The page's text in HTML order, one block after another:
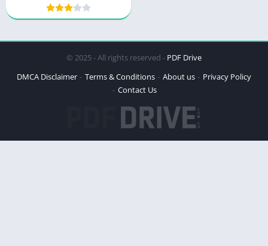
© 2025 - All rights reserved - PDF Drive
DMCA Disclaimer
Terms & Conditions About us
Privacy Policy
Contact Us